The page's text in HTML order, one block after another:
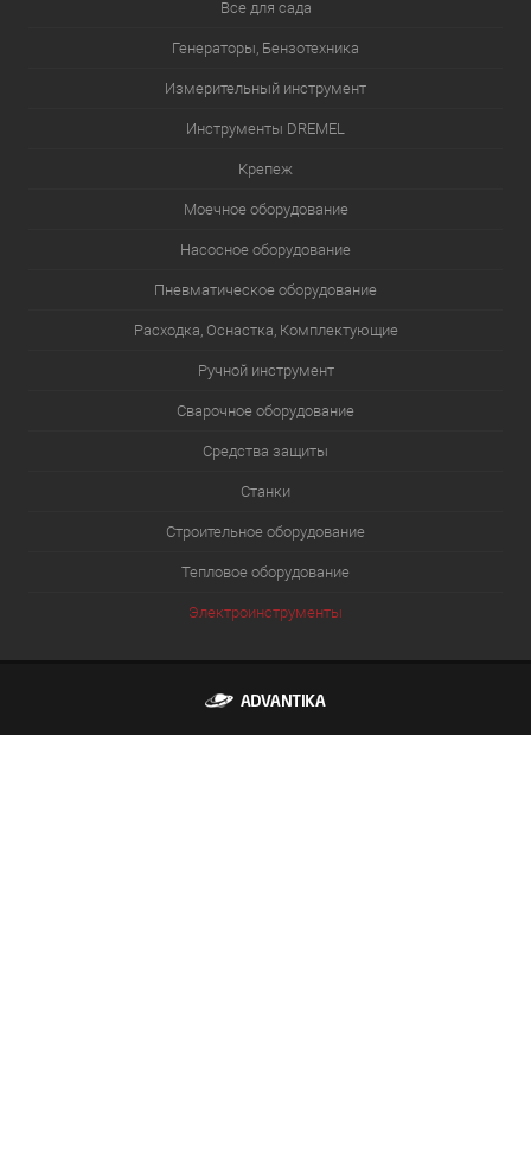
Все для сада
Генераторы, Бензотехника
Измерительный инструмент
Инструменты DREMEL
Крепеж
Моечное оборудование
Насосное оборудование
Пневматическое оборудование
Расходка, Оснастка, Комплектующие
Ручной инструмент
Сварочное оборудование
Средства защиты
Станки
Строительное оборудование
Тепловое оборудование
Электроинструменты